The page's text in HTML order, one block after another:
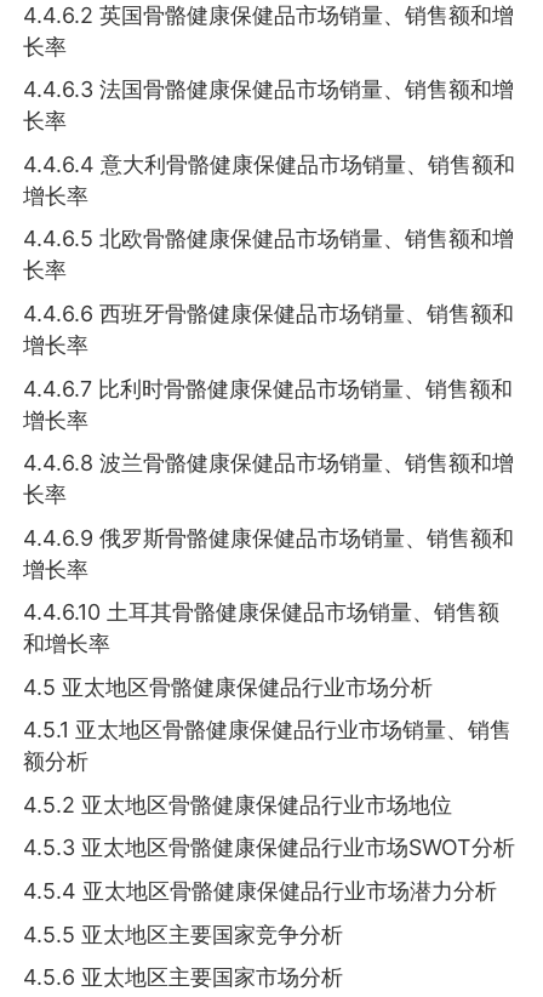
4.4.6.2 英国骨骼健康保健品市场销量、销售额和增
长率
4.4.6.3 法国骨骼健康保健品市场销量、销售额和增
长率
4.4.6.4 意大利骨骼健康保健品市场销量、销售额和
增长率
4.4.6.5 北欧骨骼健康保健品市场销量、销售额和增
长率
4.4.6.6 西班牙骨骼健康保健品市场销量、销售额和
增长率
4.4.6.7 比利时骨骼健康保健品市场销量、销售额和
增长率
4.4.6.8 波兰骨骼健康保健品市场销量、销售额和增
长率
4.4.6.9 俄罗斯骨骼健康保健品市场销量、销售额和
增长率
4.4.6.10 土耳其骨骼健康保健品市场销量、销售额
和增长率
4.5 亚太地区骨骼健康保健品行业市场分析
4.5.1 亚太地区骨骼健康保健品行业市场销量、销售
额分析
4.5.2 亚太地区骨骼健康保健品行业市场地位
4.5.3 亚太地区骨骼健康保健品行业市场SWOT分析
4.5.4 亚太地区骨骼健康保健品行业市场潜力分析
4.5.5 亚太地区主要国家竞争分析
4.5.6 亚太地区主要国家市场分析